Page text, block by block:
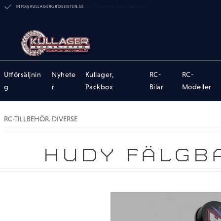
INFO@KULLAGERGROSSISTEN.SE
Utförsäljnin
g
Nyhete
r
Kullager,
Packbox
RC-
Bilar
RC-
Modeller
RC-TILLBEHÖR. DIVERSE
HUDY